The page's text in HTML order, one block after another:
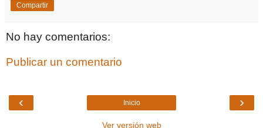
Compartir
No hay comentarios:
Publicar un comentario
‹ ›
Inicio
Ver versión web